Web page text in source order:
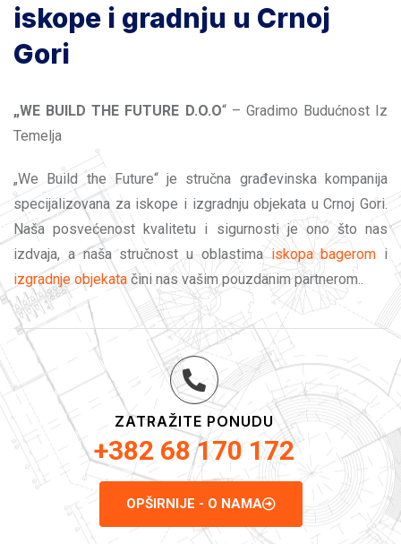
iskope i gradnju u Crnoj
Gori
„WE BUILD THE FUTURE D.O.O“ – Gradimo Budućnost Iz
Temelja
„We Build the Future“ je stručna građevinska kompanija
specijalizovana za iskope i izgradnju objekata u Crnoj Gori.
Naša posvećenost kvalitetu i sigurnosti je ono što nas
izdvaja, a naša stručnost u oblastimaiskopa bagerom i
izgradnje objekata čini nas vašim pouzdanim partnerom..
ZATRAŽITE PONUDU
+382 68 170 172
OPŠIRNIJE - O NAMA